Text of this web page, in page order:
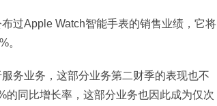
过Apple Watch智能手表的销售业绩，它将
。
务业务，这部分业务第二财季的表现也不
同比增长率，这部分业务也因此成为仅次